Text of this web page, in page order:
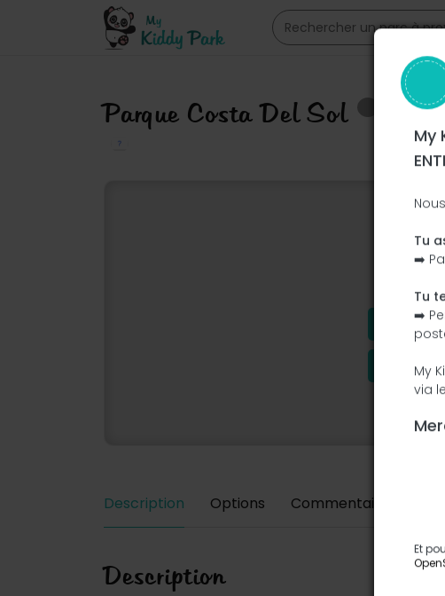
Parque Costa Del Sol
Description Options Commentaires
Description
My
Tu
➡️
Tu
➡️
My
via
Et